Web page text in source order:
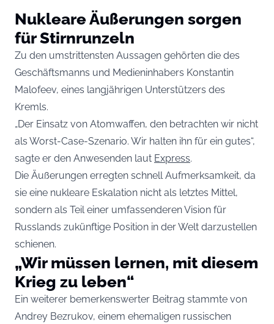
Nukleare Äußerungen sorgen
für Stirnrunzeln
Zu den umstrittensten Aussagen gehörten die des
Geschäftsmanns und Medieninhabers Konstantin
Malofeev, eines langjährigen Unterstützers des
Kremls.
„Der Einsatz von Atomwaffen, den betrachten wir nicht
als Worst-Case-Szenario. Wir halten ihn für ein gutes“,
sagte er den Anwesenden laut Express.
Die Äußerungen erregten schnell Aufmerksamkeit, da
sie eine nukleare Eskalation nicht als letztes Mittel,
sondern als Teil einer umfassenderen Vision für
Russlands zukünftige Position in der Welt darzustellen
schienen.
„Wir müssen lernen, mit diesem
Krieg zu leben“
Ein weiterer bemerkenswerter Beitrag stammte von
Andrey Bezrukov, einem ehemaligen russischen